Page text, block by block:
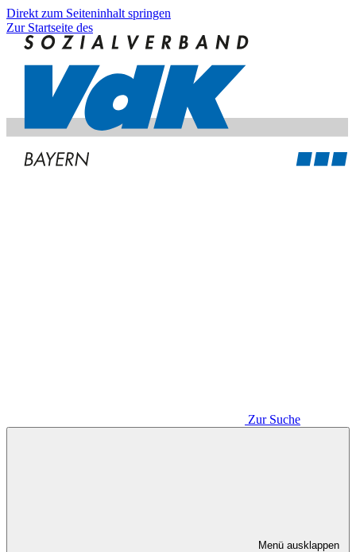
Direkt zum Seiteninhalt springen
Zur Startseite des
Zur Suche
Menü ausklappen